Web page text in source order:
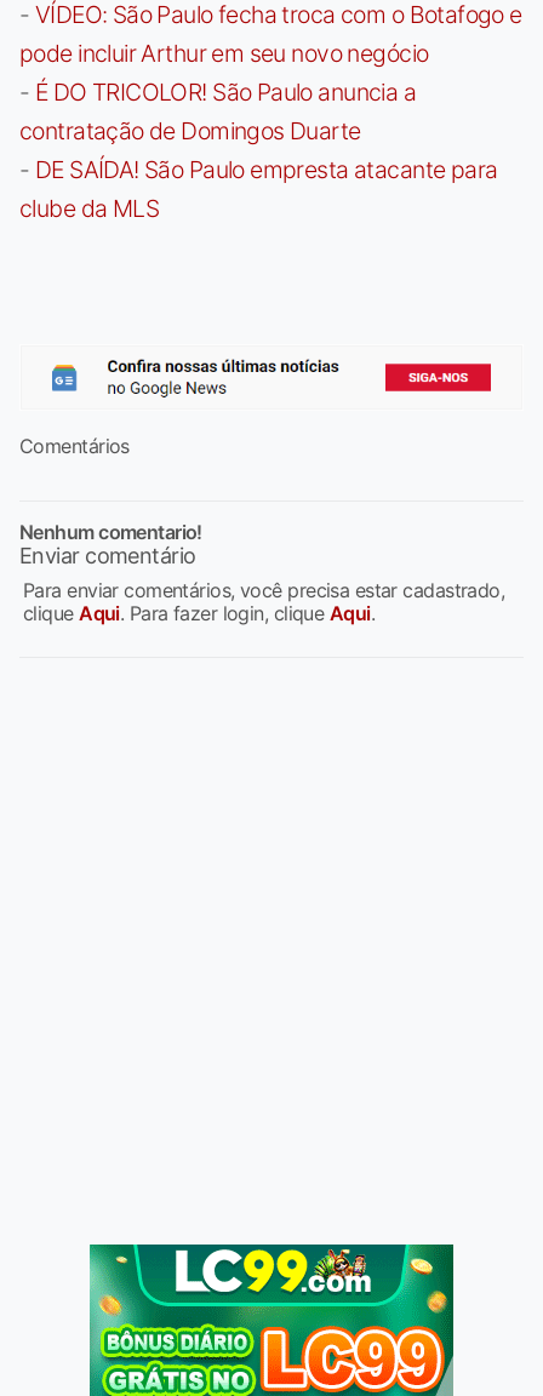
- VÍDEO: São Paulo fecha troca com o Botafogo e
pode incluir Arthur em seu novo negócio
- É DO TRICOLOR! São Paulo anuncia a
contratação de Domingos Duarte
- DE SAÍDA! São Paulo empresta atacante para
clube da MLS
Comentários
Nenhum comentario!
Enviar comentário
Para enviar comentários, você precisa estar cadastrado,
cliqueAqui. Para fazer login, clique Aqui.